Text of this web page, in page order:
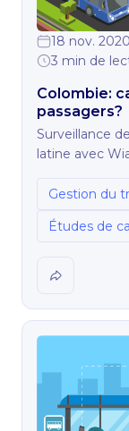
18 nov. 2020
3 min de
Colombie:
passagers?
Surveillance
latine avec
Gestion du
Études de